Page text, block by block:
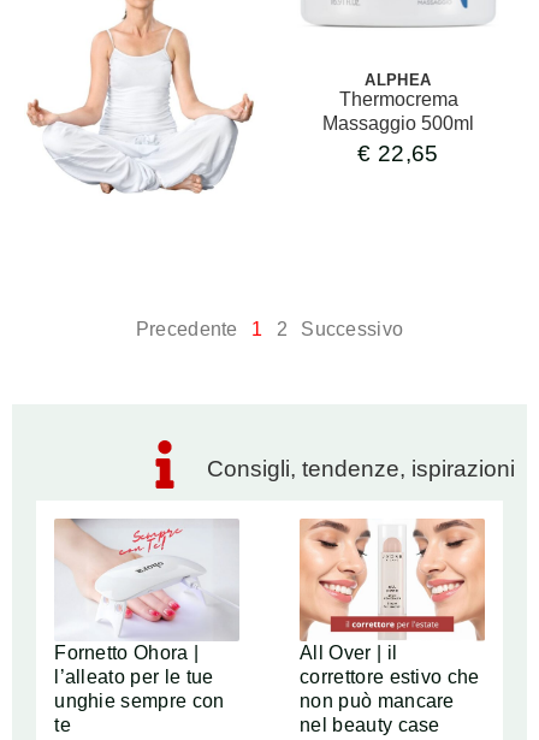
Consigli, tendenze, ispirazioni
Fornetto Ohora |
l’alleato per le tue
unghie sempre con
te
All Over | il
correttore estivo che
non può mancare
nel beauty case
ALPHEA
Thermocrema
Massaggio 500ml
€ 22,65
Precedente 1 2 Successivo